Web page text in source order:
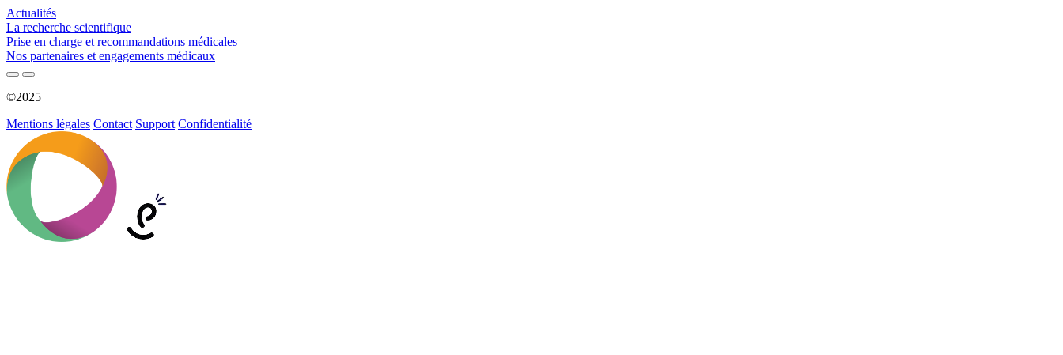
Actualités
La recherche scientifique
Prise en charge et recommandations médicales
Nos partenaires et engagements médicaux
©2025
Mentions légales Contact Support Confidentialité